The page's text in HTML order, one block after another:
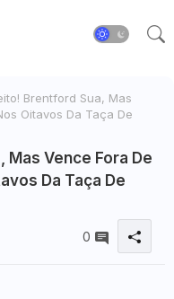
Brentford Sua, Mas
Oitavos Da Taça De
Vence Fora De
Da Taça De
0